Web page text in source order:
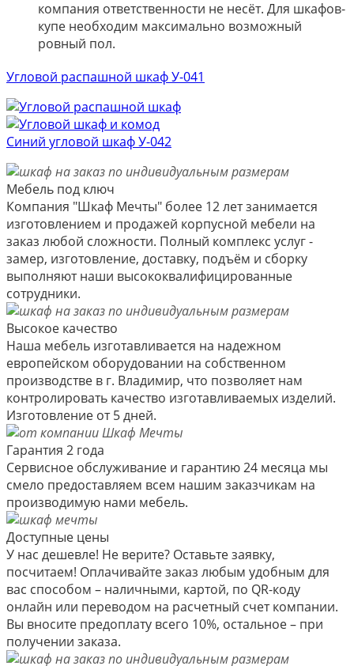
компания ответственности не несёт. Для шкафов-
купе необходим максимально возможный
ровный пол.
Угловой распашной шкаф У-041
Синий угловой шкаф У-042
Мебель под ключ
Компания "Шкаф Мечты" более 12 лет занимается
изготовлением и продажей корпусной мебели на
заказ любой сложности. Полный комплекс услуг -
замер, изготовление, доставку, подъём и сборку
выполняют наши высококвалифицированные
сотрудники.
Высокое качество
Наша мебель изготавливается на надежном
европейском оборудовании на собственном
производстве в г. Владимир, что позволяет нам
контролировать качество изготавливаемых изделий.
Изготовление от 5 дней.
Гарантия 2 года
Сервисное обслуживание и гарантию 24 месяца мы
смело предоставляем всем нашим заказчикам на
производимую нами мебель.
Доступные цены
У нас дешевле! Не верите? Оставьте заявку,
посчитаем! Оплачивайте заказ любым удобным для
вас способом – наличными, картой, по QR-коду
онлайн или переводом на расчетный счет компании.
Вы вносите предоплату всего 10%, остальное – при
получении заказа.